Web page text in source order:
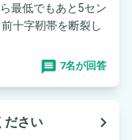
最低でもあと5セン
十字靭帯を断裂し
7名が回答
ださい
navigate_next